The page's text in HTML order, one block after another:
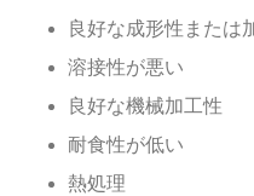
良好な成形性または
溶接性が悪い
良好な機械加工性
耐食性が低い
熱処理